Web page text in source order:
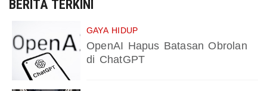
BERITA TERKINI
GAYA HIDUP
OpenAI Hapus Batasan Obrolan
di ChatGPT